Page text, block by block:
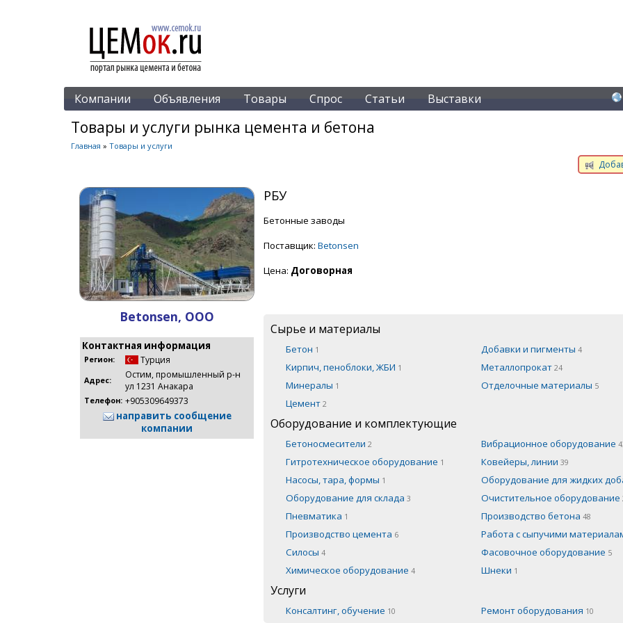
Компании Объявления Товары Спрос Статьи Выставки
Товары и услуги рынка цемента и бетона
Главная » Товары и услуги
Betonsen, ООО
Контактная информация
Регион: Турция
Адрес:
Остим, промышленный р-н
ул 1231 Анакара
Телефон: +905309649373
направить сообщение
компании
РБУ
Бетонные заводы
Поставщик: Betonsen
Цена: Договорная
Сырье и материалы
Бетон 1 Добавки и пигменты 4
Кирпич, пеноблоки, ЖБИ 1 Металлопрокат 24
Минералы 1 Отделочные материалы 5
Цемент 2
Оборудование и комплектующие
Бетоносмесители 2 Вибрационное оборудование
Гитротехническое оборудование 1 Ковейеры, линии 39
Насосы, тара, формы 1 Оборудование для жидких
Оборудование для склада 3 Очистительное оборудование
Пневматика 1 Производство бетона 48
Производство цемента 6 Работа с сыпучими
Силосы 4 Фасовочное оборудование 5
Химическое оборудование 4 Шнеки 1
Услуги
Консалтинг, обучение 10 Ремонт оборудования 10